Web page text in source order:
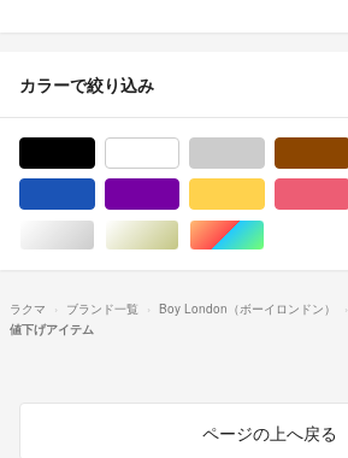
カラーで絞り込み
シルバー/銀色系ゴールド/金色系マルチカラー
ラクマ ブランド一覧 Boy London（ボーイロンドン）
値下げアイテム
ページの上へ戻る